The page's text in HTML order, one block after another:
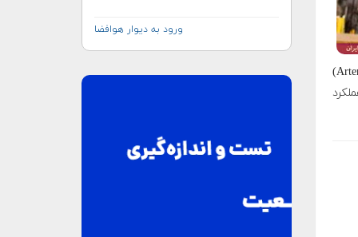
این طور که مشخص است برنامه ناسا برای بازگشت به ماه موسوم به "آرتمیس" (Artemis)
ورود به دیوار هوافضا